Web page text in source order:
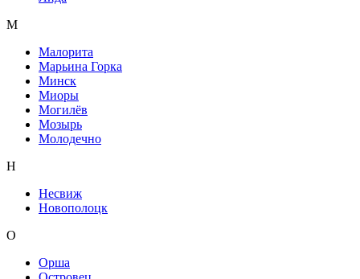
М
Малорита
Марьина Горка
Минск
Миоры
Могилёв
Мозырь
Молодечно
Н
Несвиж
Новополоцк
О
Орша